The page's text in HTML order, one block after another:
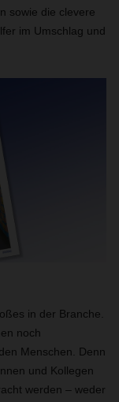
sowie die clevere
im Umschlag und
in der Branche.
noch
Menschen. Denn
und Kollegen
werden – weder